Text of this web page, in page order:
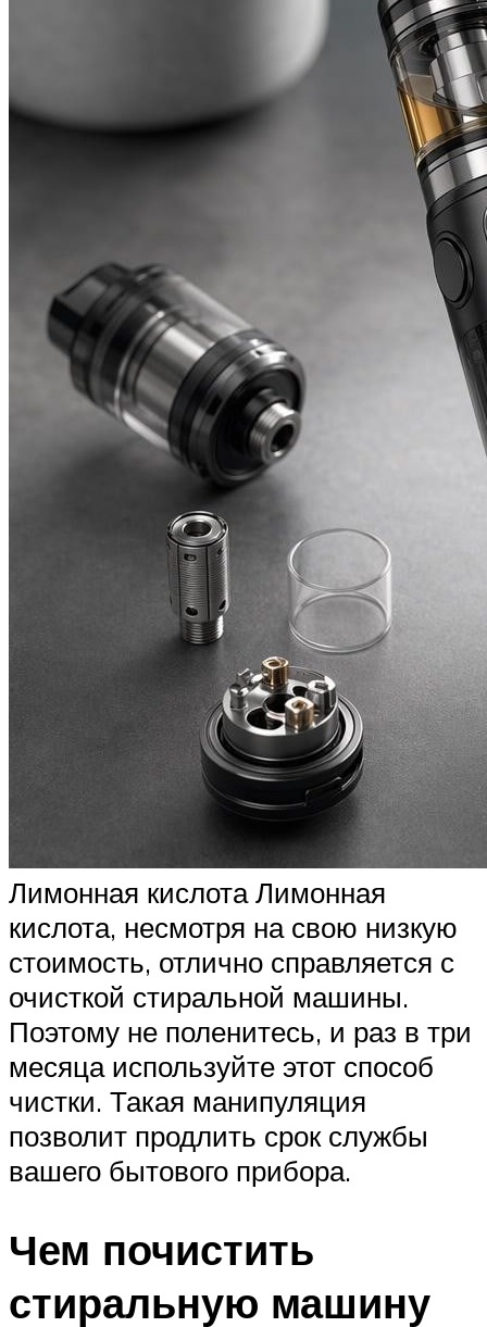
Лимонная кислота Лимонная
кислота, несмотря на свою низкую
стоимость, отлично справляется с
очисткой стиральной машины.
Поэтому не поленитесь, и раз в три
месяца используйте этот способ
чистки. Такая манипуляция
позволит продлить срок службы
вашего бытового прибора.
Чем почистить
стиральную машину